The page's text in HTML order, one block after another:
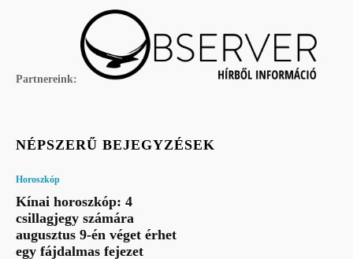
Partnereink:
NÉPSZERŰ BEJEGYZÉSEK
Horoszkóp
Kínai horoszkóp: 4
csillagjegy számára
augusztus 9-én véget érhet
egy fájdalmas fejezet